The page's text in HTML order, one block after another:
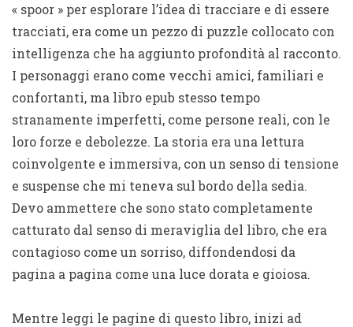
« spoor » per esplorare l’idea di tracciare e di essere
tracciati, era come un pezzo di puzzle collocato con
intelligenza che ha aggiunto profondità al racconto.
I personaggi erano come vecchi amici, familiari e
confortanti, ma libro epub stesso tempo
stranamente imperfetti, come persone reali, con le
loro forze e debolezze. La storia era una lettura
coinvolgente e immersiva, con un senso di tensione
e suspense che mi teneva sul bordo della sedia.
Devo ammettere che sono stato completamente
catturato dal senso di meraviglia del libro, che era
contagioso come un sorriso, diffondendosi da
pagina a pagina come una luce dorata e gioiosa.
Mentre leggi le pagine di questo libro, inizi ad